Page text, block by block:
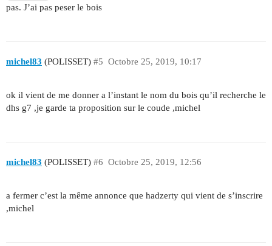
pas. J’ai pas peser le bois
michel83 (POLISSET) Octobre 25, 2019, 10:17
#5
ok il vient de me donner a l’instant le nom du bois qu’il recherche le
dhs g7 ,je garde ta proposition sur le coude ,michel
michel83 (POLISSET) Octobre 25, 2019, 12:56
#6
a fermer c’est la même annonce que hadzerty qui vient de s’inscrire
,michel